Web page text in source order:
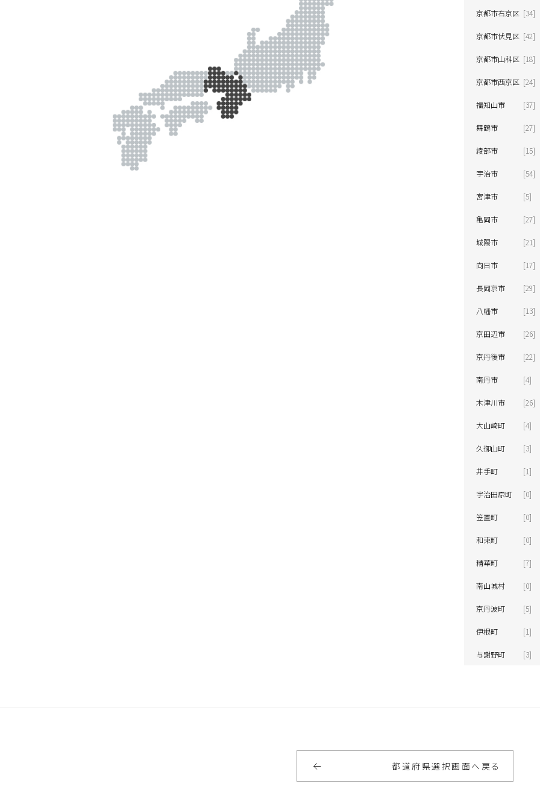
カテゴリから探す
ボディケア
全て
京都市右京区 [34]
京都市伏見区 [42]
京都市山科区 [18]
京都市西京区 [24]
福知山市 [37]
舞鶴市 [27]
綾部市 [15]
宇治市 [54]
宮津市 [5]
亀岡市 [27]
城陽市 [21]
向日市 [17]
長岡京市 [29]
八幡市 [13]
京田辺市 [26]
京丹後市 [22]
南丹市 [4]
木津川市 [26]
大山崎町 [4]
久御山町 [3]
井手町 [1]
宇治田原町 [0]
笠置町 [0]
和束町 [0]
精華町 [7]
南山城村 [0]
京丹波町 [5]
伊根町 [1]
与謝野町 [3]
都道府県選択画面へ戻る